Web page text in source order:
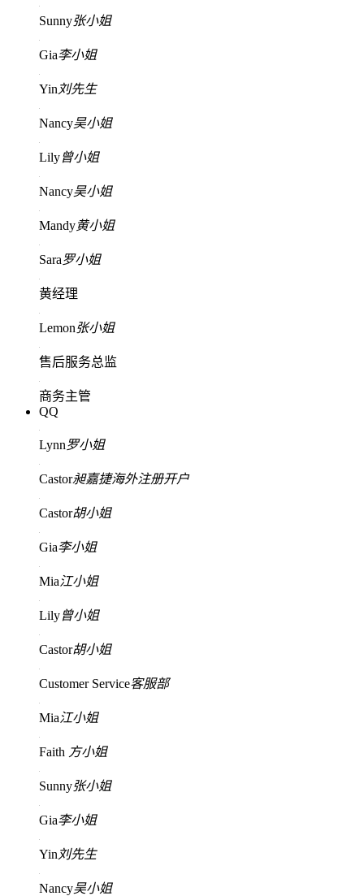
Sunny张小姐
Gia李小姐
Yin 刘先生
Nancy吴小姐
Lily曾小姐
Nancy吴小姐
Mandy黄小姐
Sara罗小姐
黄经理
Lemon张小姐
售后服务总监
商务主管
QQ
Lynn罗小姐
Castor昶嘉捷海外注册开户
Castor胡小姐
Gia李小姐
Mia江小姐
Lily曾小姐
Castor胡小姐
Customer Service客服部
Mia江小姐
Faith 方小姐
Sunny张小姐
Gia李小姐
Yin 刘先生
Nancy吴小姐